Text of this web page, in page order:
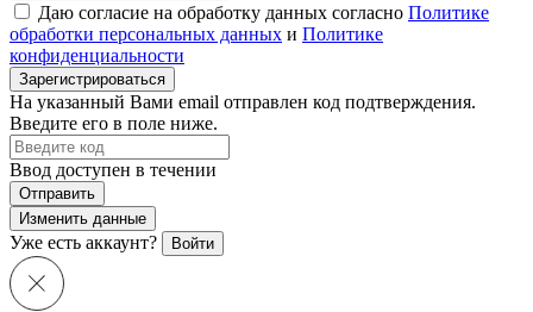
Даю согласие на обработку данных согласно Политике
обработки персональных данных и Политике
конфиденциальности
Зарегистрироваться
На указанный Вами email отправлен код подтверждения.
Введите его в поле ниже.
Ввод доступен в течении
Отправить
Изменить данные
Уже есть аккаунт? Войти